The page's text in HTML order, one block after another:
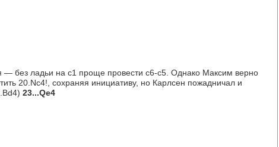
— без ладьи на с1 проще провести с6-с5. Однако Максим верно
20.Nc4!, сохраняя инициативу, но Карлсен пожадничал и
23...Qe4